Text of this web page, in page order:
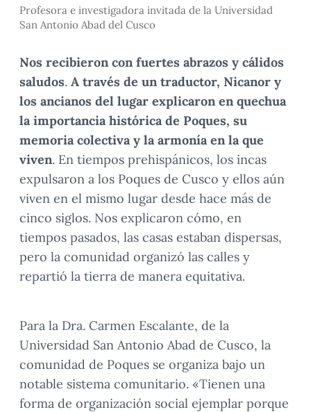
Profesora e investigadora invitada de la Universidad
San Antonio Abad del Cusco
Nos recibieron con fuertes abrazos y cálidos
saludos. A través de un traductor, Nicanor y
los ancianos del lugar explicaron en quechua
la importancia histórica de Poques, su
memoria colectiva y la armonía en la que
viven. En tiempos prehispánicos, los incas
expulsaron a los Poques de Cusco y ellos aún
viven en el mismo lugar desde hace más de
cinco siglos. Nos explicaron cómo, en
tiempos pasados, las casas estaban dispersas,
pero la comunidad organizó las calles y
repartió la tierra de manera equitativa.
Para la Dra. Carmen Escalante, de la
Universidad San Antonio Abad de Cusco, la
comunidad de Poques se organiza bajo un
notable sistema comunitario. «Tienen una
forma de organización social ejemplar porque